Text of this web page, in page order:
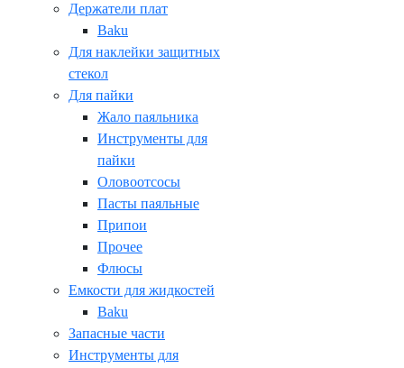
Держатели плат
Baku
Для наклейки защитных
стекол
Для пайки
Жало паяльника
Инструменты для
пайки
Оловоотсосы
Пасты паяльные
Припои
Прочее
Флюсы
Емкости для жидкостей
Baku
Запасные части
Инструменты для